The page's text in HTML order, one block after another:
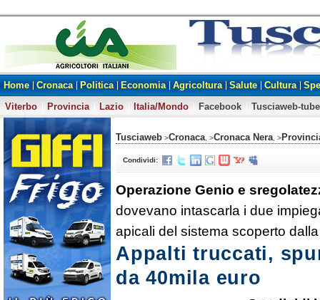
Home Cronaca Politica Economia Agricoltura Salute Cultura
Viterbo
Provincia Lazio Italia/Mondo Facebook Tusciaweb-tube
Tusciaweb >Cronaca , >Cronaca Nera , >
Condividi:
Operazione Genio e
dovevano intascarla i due
apicali del sistema scoperto
Appalti truccati,
da 40mila euro